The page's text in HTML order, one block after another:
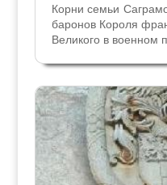
Корни семьи
баронов Короля
Великого в военном
Дуццо Де Гальта Де
оставил на